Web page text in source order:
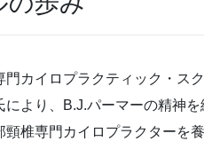
門カイロプラクティック・ス
により、B.J.パーマーの精神
頸椎専門カイロプラクターを